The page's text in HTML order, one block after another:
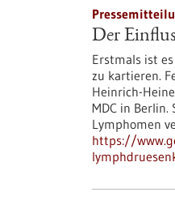
Der
Erstmals ist
zu kartieren.
Heinrich-
MDC in
Lymphomen
https://